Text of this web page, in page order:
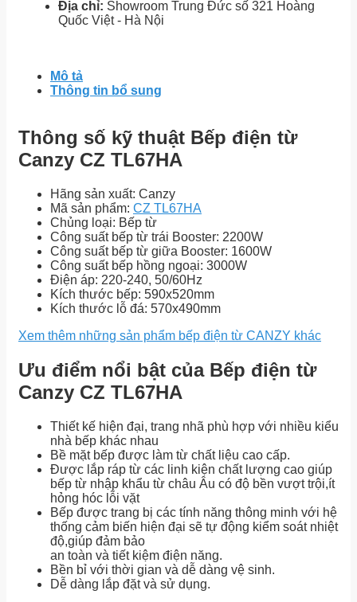
Địa chỉ: Showroom Trung Đức số 321 Hoàng
Quốc Việt - Hà Nội
Mô tả
Thông tin bổ sung
Thông số kỹ thuật Bếp điện từ
Canzy CZ TL67HA
Hãng sản xuất: Canzy
Mã sản phẩm: CZ TL67HA
Chủng loại: Bếp từ
Công suất bếp từ trái Booster: 2200W
Công suất bếp từ giữa Booster: 1600W
Công suất bếp hồng ngoại: 3000W
Điện áp: 220-240, 50/60Hz
Kích thước bếp: 590x520mm
Kích thước lỗ đá: 570x490mm
Xem thêm những sản phẩm bếp điện từ CANZY khác
Ưu điểm nổi bật của Bếp điện từ
Canzy CZ TL67HA
Thiết kế hiện đại, trang nhã phù hợp với nhiều kiểu
nhà bếp khác nhau
Bề mặt bếp được làm từ chất liệu cao cấp.
Được lắp ráp từ các linh kiện chất lượng cao giúp
bếp từ nhập khẩu từ châu Âu có độ bền vượt trội,ít
hỏng hóc lỗi vặt
Bếp được trang bị các tính năng thông minh với hệ
thống cảm biến hiện đại sẽ tự động kiểm soát nhiệt
độ,giúp đảm bảo
an toàn và tiết kiệm điện năng.
Bền bỉ với thời gian và dễ dàng vệ sinh.
Dễ dàng lắp đặt và sử dụng.